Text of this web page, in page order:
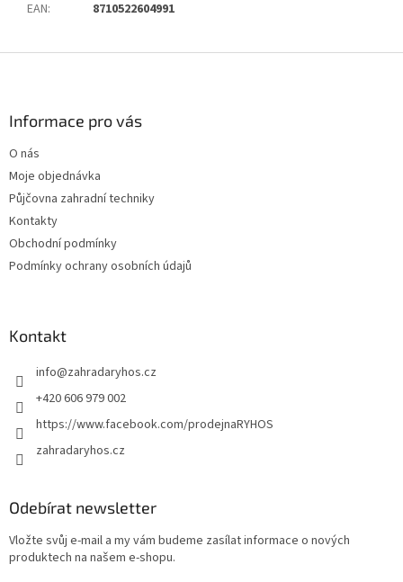
EAN: 8710522604991
Informace pro vás
O nás
Moje objednávka
Půjčovna zahradní techniky
Kontakty
Obchodní podmínky
Podmínky ochrany osobních údajů
Kontakt
info@zahradaryhos.cz
+420 606 979 002
https://www.facebook.com/prodejnaRYHOS
zahradaryhos.cz
Odebírat newsletter
Vložte svůj e-mail a my vám budeme zasílat informace o nových
produktech na našem e-shopu.